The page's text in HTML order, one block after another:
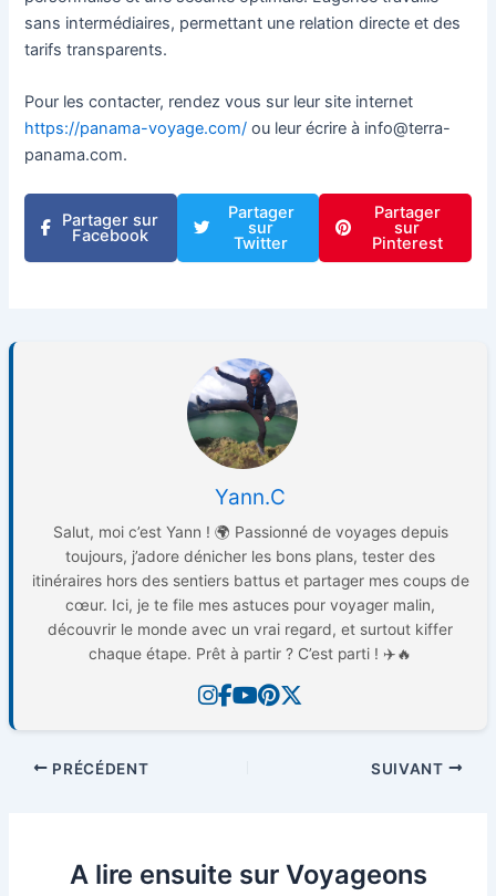
sans intermédiaires, permettant une relation directe et des
tarifs transparents.
Pour les contacter, rendez vous sur leur site internet
https://panama-voyage.com/ ou leur écrire à info@terra-
panama.com.
Partager sur
Facebook
Partager
sur
Twitter
Partager
sur
Pinterest
Yann.C
Salut, moi c’est Yann ! 🌍 Passionné de voyages depuis
toujours, j’adore dénicher les bons plans, tester des
itinéraires hors des sentiers battus et partager mes coups de
cœur. Ici, je te file mes astuces pour voyager malin,
découvrir le monde avec un vrai regard, et surtout kiffer
chaque étape. Prêt à partir ? C’est parti ! ✈️🔥
PRÉCÉDENT SUIVANT
A lire ensuite sur Voyageons